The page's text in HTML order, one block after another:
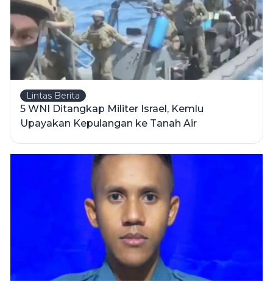
Lintas Berita
5 WNI Ditangkap Militer Israel, Kemlu
Upayakan Kepulangan ke Tanah Air